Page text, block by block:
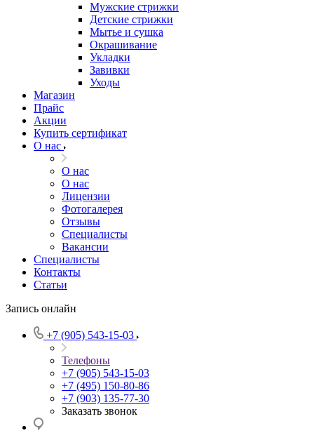
Мужские стрижки
Детские стрижки
Мытье и сушка
Окрашивание
Укладки
Завивки
Уходы
Магазин
Прайс
Акции
Купить сертификат
О нас
О нас
О нас
Лицензии
Фотогалерея
Отзывы
Специалисты
Вакансии
Специалисты
Контакты
Статьи
Запись онлайн
+7 (905) 543-15-03
Телефоны
+7 (905) 543-15-03
+7 (495) 150-80-86
+7 (903) 135-77-30
Заказать звонок